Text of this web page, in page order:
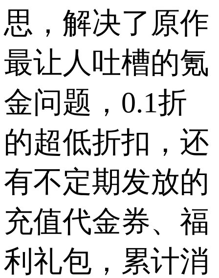
思，解决了原作
最让人吐槽的氪
金问题，0.1折
的超低折扣，还
有不定期发放的
充值代金券、福
利礼包，累计消